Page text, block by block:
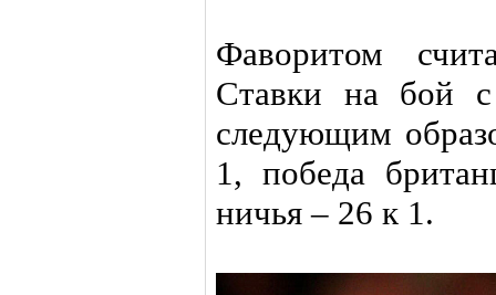
Фаворитом
Ставки на бой с
следующим
1, победа
ничья – 26 к 1.